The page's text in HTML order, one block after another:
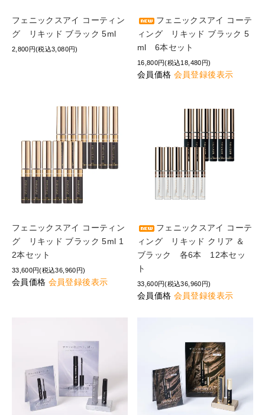
フェニックスアイ コーティン
グ リキッド ブラック 5ml
2,800円(税込3,080円)
フェニックスアイ コーテ
ィング リキッド ブラック 5
ml 6本セット
16,800円(税込18,480円)
会員価格 会員登録後表示
フェニックスアイ コーティン
グ リキッド ブラック 5ml 1
2本セット
33,600円(税込36,960円)
会員価格 会員登録後表示
フェニックスアイ コーテ
ィング リキッド クリア ＆
ブラック 各6本 12本セッ
ト
33,600円(税込36,960円)
会員価格 会員登録後表示